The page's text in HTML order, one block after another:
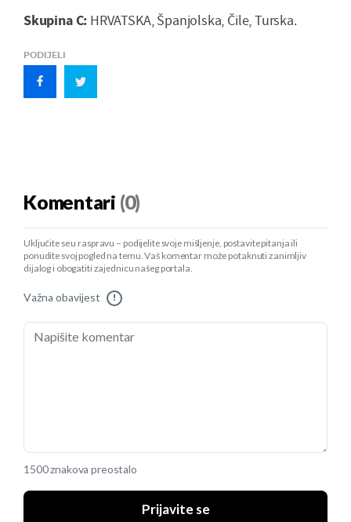
Skupina C: HRVATSKA, Španjolska, Čile, Turska.
PODIJELI
Komentari (0)
Uključite se u raspravu – podijelite svoje mišljenje, postavite pitanja ili
ponudite svoj pogled na temu. Vaš komentar može potaknuti zanimljiv
dijalog i obogatiti zajednicu našeg portala.
Važna obavijest !
1500 znakova preostalo
Prijavite se